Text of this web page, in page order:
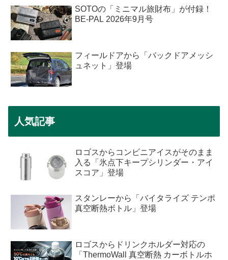
SOTOの「ミニマル旅財布」が付録！
BE-PAL 2026年9月号
フィールドアから「バックドアメッシ
ュネット」登場
人気記事
ロゴスからコンビニアイスがそのまま
入る「氷点下キープシリンダー・アイ
スコア」登場
スタンレーから「バイタライズ テンポ
真空断熱ボトル」登場
ロゴスからドリンクホルダー対応の
「ThermoWall 真空断熱 カーボトルホ